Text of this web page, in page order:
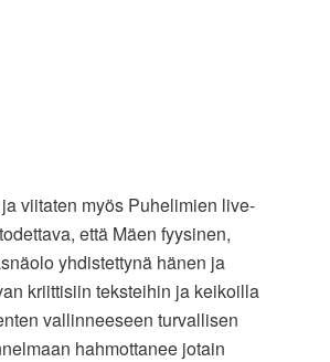
viitaten myös Puhelimien live-
että Mäen fyysinen,
yhdistettynä hänen ja
kriittisiin teksteihin ja keikoilla
vallinneeseen turvallisen
hahmottanee jotain